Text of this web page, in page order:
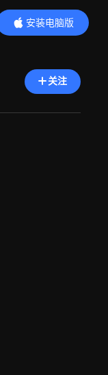
安装电脑版
内容更精彩
关注